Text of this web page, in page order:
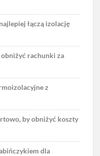
łączą izolację
rachunki za
z
by obniżyć koszty
dla